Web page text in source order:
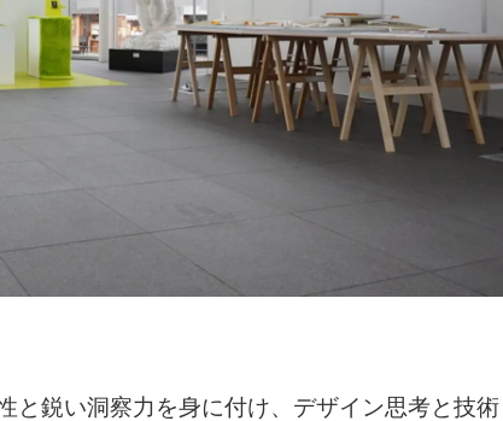
と鋭い洞察力を身に付け、デザイン思考と技術